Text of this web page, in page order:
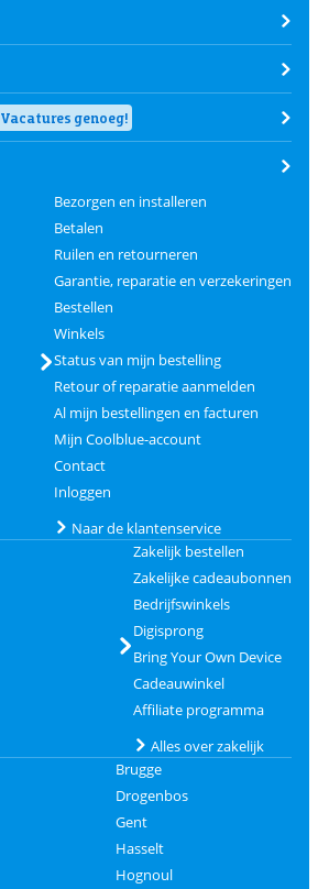
Vacatures genoeg!
Bezorgen en installeren
Betalen
Ruilen en retourneren
Garantie, reparatie en verzekeringen
Bestellen
Winkels
Status van mijn bestelling
Retour of reparatie aanmelden
Al mijn bestellingen en facturen
Mijn Coolblue-account
Contact
Inloggen
Naar de klantenservice
Zakelijk bestellen
Zakelijke cadeaubonnen
Bedrijfswinkels
Digisprong
Bring Your Own Device
Cadeauwinkel
Affiliate programma
Alles over zakelijk
Brugge
Drogenbos
Gent
Hasselt
Hognoul